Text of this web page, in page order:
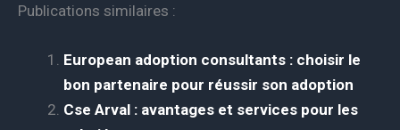
Publications similaires :
European adoption consultants : choisir le
bon partenaire pour réussir son adoption
Cse Arval : avantages et services pour les